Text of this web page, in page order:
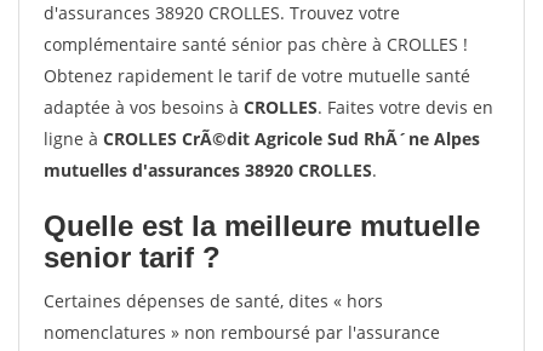
d'assurances 38920 CROLLES. Trouvez votre
complémentaire santé sénior pas chère à CROLLES !
Obtenez rapidement le tarif de votre mutuelle santé
adaptée à vos besoins à CROLLES. Faites votre devis en
ligne à CROLLES CrÃ©dit Agricole Sud RhÃ´ne Alpes
mutuelles d'assurances 38920 CROLLES.
Quelle est la meilleure mutuelle
senior tarif ?
Certaines dépenses de santé, dites « hors
nomenclatures » non remboursé par l'assurance